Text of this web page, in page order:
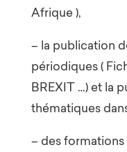
Afrique ),
– la publication
périodiques (
BREXIT …) et la
thématiques
– des